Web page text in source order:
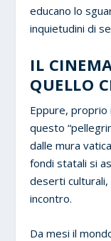
educano lo
inquietudini di
IL
QUELLO
Eppure, proprio
questo
dalle mura
fondi statali si
deserti
incontro.
Da mesi il